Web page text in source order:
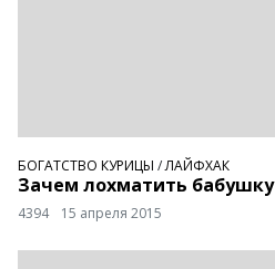
БОГАТСТВО КУРИЦЫ /ЛАЙФХАК
Зачем лохматить бабушку
4394 15 апреля 2015